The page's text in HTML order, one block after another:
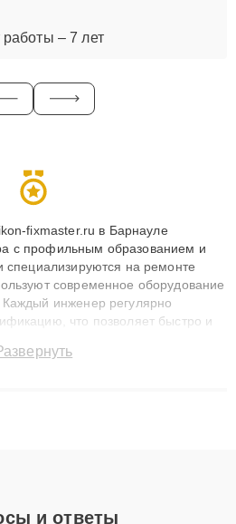
– 7 лет
fixmaster.ru в Барнауле
с профильным образованием и
специализируются на ремонте
современное оборудование
инженер регулярно
что позволяет быстро и
лет. Наши мастера решают
и ответы